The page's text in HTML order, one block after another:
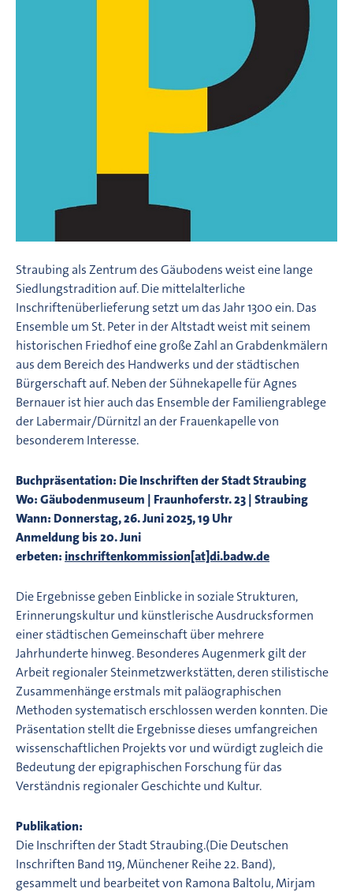
Straubing als Zentrum des Gäubodens weist eine lange
Siedlungstradition auf. Die mittelalterliche
Inschriftenüberlieferung setzt um das Jahr 1300 ein. Das
Ensemble um St. Peter in der Altstadt weist mit seinem
historischen Friedhof eine große Zahl an Grabdenkmälern
aus dem Bereich des Handwerks und der städtischen
Bürgerschaft auf. Neben der Sühnekapelle für Agnes
Bernauer ist hier auch das Ensemble der Familiengrablege
der Labermair/Dürnitzl an der Frauenkapelle von
besonderem Interesse.
Buchpräsentation: Die Inschriften der Stadt Straubing
Wo: Gäubodenmuseum | Fraunhoferstr. 23 | Straubing
Wann: Donnerstag, 26. Juni 2025, 19 Uhr
Anmeldung bis 20. Juni
erbeten:inschriftenkommission[at]di.badw.de
Die Ergebnisse geben Einblicke in soziale Strukturen,
Erinnerungskultur und künstlerische Ausdrucksformen
einer städtischen Gemeinschaft über mehrere
Jahrhunderte hinweg. Besonderes Augenmerk gilt der
Arbeit regionaler Steinmetzwerkstätten, deren stilistische
Zusammenhänge erstmals mit paläographischen
Methoden systematisch erschlossen werden konnten. Die
Präsentation stellt die Ergebnisse dieses umfangreichen
wissenschaftlichen Projekts vor und würdigt zugleich die
Bedeutung der epigraphischen Forschung für das
Verständnis regionaler Geschichte und Kultur.
Publikation:
Die Inschriften der Stadt Straubing.(Die Deutschen
Inschriften Band 119, Münchener Reihe 22. Band),
gesammelt und bearbeitet von Ramona Baltolu, Mirjam